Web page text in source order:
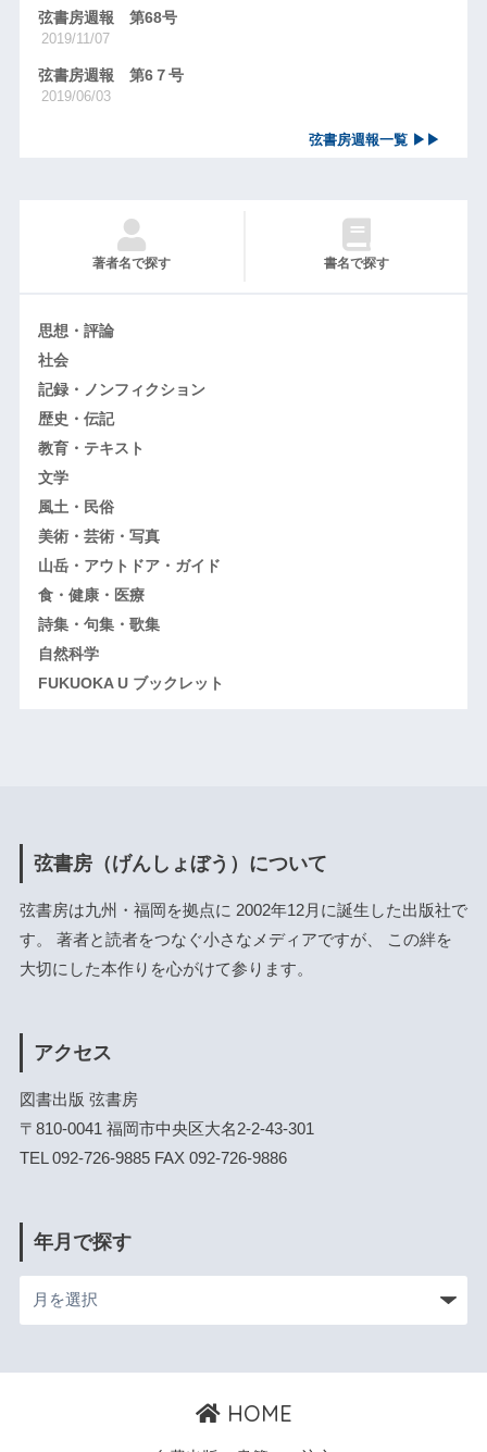
弦書房週報 第68号
2019/11/07
弦書房週報 第6７号
2019/06/03
弦書房週報一覧 ▶▶
著者名で探す 書名で探す
思想・評論
社会
記録・ノンフィクション
歴史・伝記
教育・テキスト
文学
風土・民俗
美術・芸術・写真
山岳・アウトドア・ガイド
食・健康・医療
詩集・句集・歌集
自然科学
FUKUOKA U ブックレット
弦書房（げんしょぼう）について
弦書房は九州・福岡を拠点に 2002年12月に誕生した出版社で
す。 著者と読者をつなぐ小さなメディアですが、 この絆を
大切にした本作りを心がけて参ります。
アクセス
図書出版 弦書房
〒810-0041 福岡市中央区大名2-2-43-301
TEL 092-726-9885 FAX 092-726-9886
年月で探す
HOME